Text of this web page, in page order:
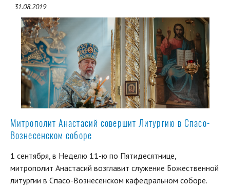
31.08.2019
Митрополит Анастасий совершит Литургию в Спасо-
Вознесенском соборе
1 сентября, в Неделю 11-ю по Пятидесятнице,
митрополит Анастасий возглавит служение Божественной
литургии в Спасо-Вознесенском кафедральном соборе.